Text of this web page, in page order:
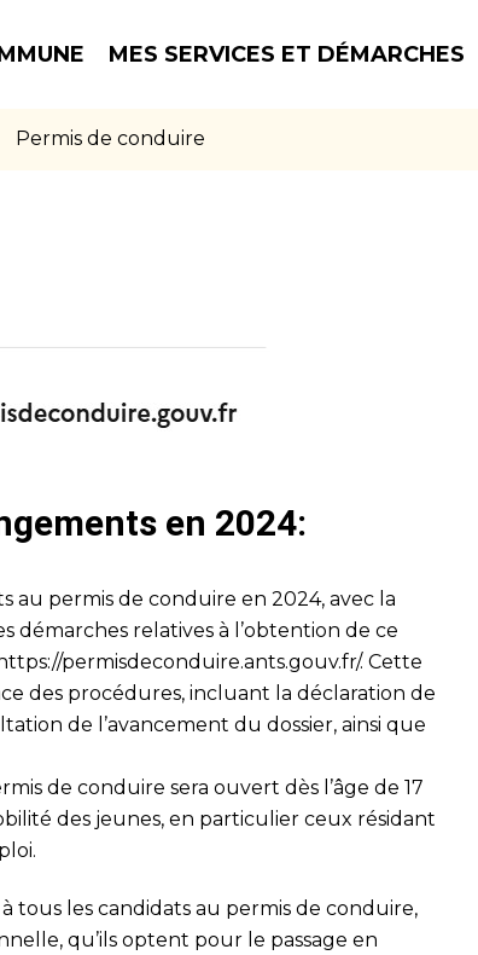
MES SERVICES ET DÉMARCHES
Permis de conduire
en 2024:
au permis de conduire en 2024, avec la
démarches relatives à l’obtention de ce
https://permisdeconduire.ants.gouv.fr/. Cette
des procédures, incluant la déclaration de
de l’avancement du dossier, ainsi que
de conduire sera ouvert dès l’âge de 17
des jeunes, en particulier ceux résidant
tous les candidats au permis de conduire,
qu’ils optent pour le passage en